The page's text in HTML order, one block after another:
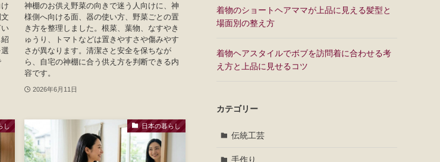
神棚のお供え野菜の向きで迷う人向けに、神
様側へ向ける面、器の使い方、野菜ごとの置
き方を整理しました。根菜、葉物、なすやき
ゅうり、トマトなどは置きやすさや傷みやす
さが異なります。清潔さと安全を保ちなが
ら、自宅の神棚に合う供え方を判断できる内
容です。
2026年6月11日
し 日本の暮らし
着物のショートヘアママが上品に見える髪型と
場面別の整え方
着物ヘアスタイルでボブを訪問着に合わせる考
え方と上品に見せるコツ
カテゴリー
伝統工芸
手作り